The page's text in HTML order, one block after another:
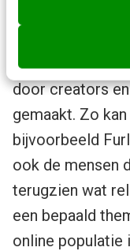
worden. Dit
weer een
enorme
door creators
gemaakt. Zo
bijvoorbeeld
ook de mensen
terugzien wat
een bepaald
online populatie